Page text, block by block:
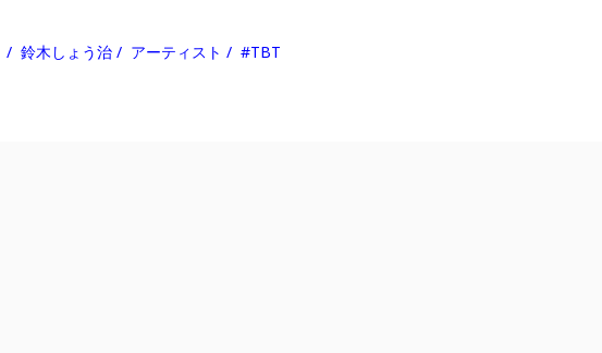
鈴木しょう治 アーティスト #TBT